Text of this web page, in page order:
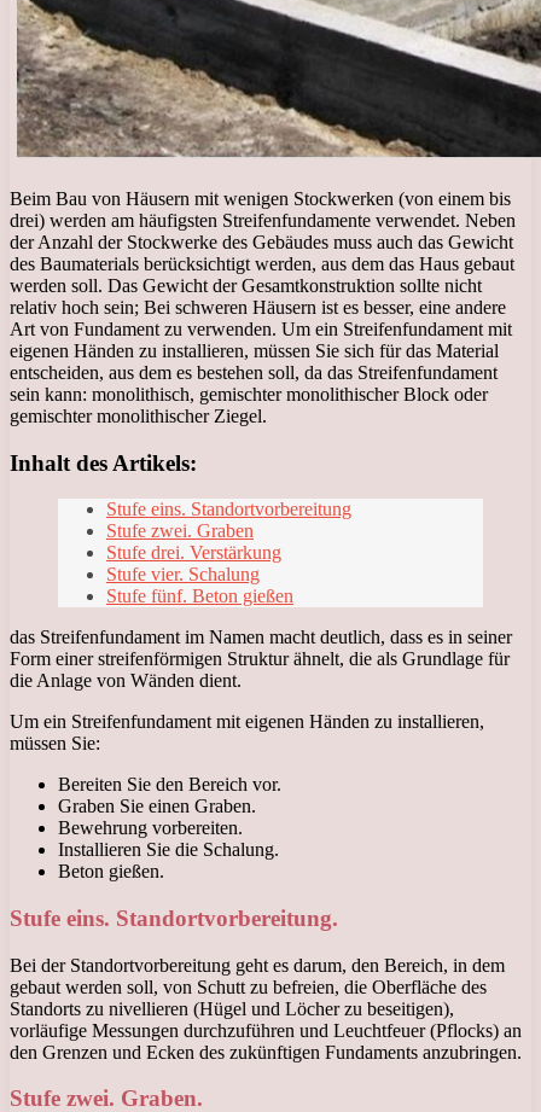
Beim Bau von Häusern mit wenigen Stockwerken (von einem bis
drei) werden am häufigsten Streifenfundamente verwendet. Neben
der Anzahl der Stockwerke des Gebäudes muss auch das Gewicht
des Baumaterials berücksichtigt werden, aus dem das Haus gebaut
werden soll. Das Gewicht der Gesamtkonstruktion sollte nicht
relativ hoch sein; Bei schweren Häusern ist es besser, eine andere
Art von Fundament zu verwenden. Um ein Streifenfundament mit
eigenen Händen zu installieren, müssen Sie sich für das Material
entscheiden, aus dem es bestehen soll, da das Streifenfundament
sein kann: monolithisch, gemischter monolithischer Block oder
gemischter monolithischer Ziegel.
Inhalt des Artikels:
Stufe eins. Standortvorbereitung
Stufe zwei. Graben
Stufe drei. Verstärkung
Stufe vier. Schalung
Stufe fünf. Beton gießen
das Streifenfundament im Namen macht deutlich, dass es in seiner
Form einer streifenförmigen Struktur ähnelt, die als Grundlage für
die Anlage von Wänden dient.
Um ein Streifenfundament mit eigenen Händen zu installieren,
müssen Sie:
Bereiten Sie den Bereich vor.
Graben Sie einen Graben.
Bewehrung vorbereiten.
Installieren Sie die Schalung.
Beton gießen.
Stufe eins. Standortvorbereitung.
Bei der Standortvorbereitung geht es darum, den Bereich, in dem
gebaut werden soll, von Schutt zu befreien, die Oberfläche des
Standorts zu nivellieren (Hügel und Löcher zu beseitigen),
vorläufige Messungen durchzuführen und Leuchtfeuer (Pflocks) an
den Grenzen und Ecken des zukünftigen Fundaments anzubringen.
Stufe zwei. Graben.